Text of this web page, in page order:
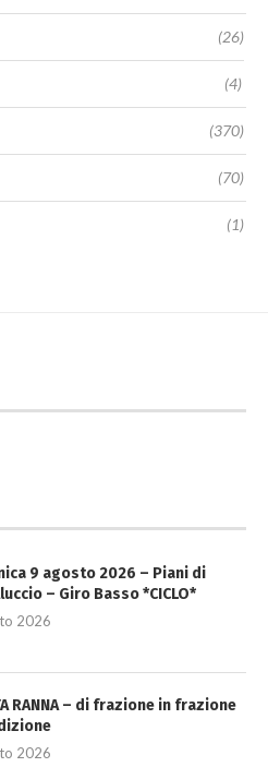
(26)
(4)
(370)
(70)
(1)
9 agosto 2026 – Piani di
– Giro Basso *CICLO*
2026
RANNA – di frazione in frazione
2026